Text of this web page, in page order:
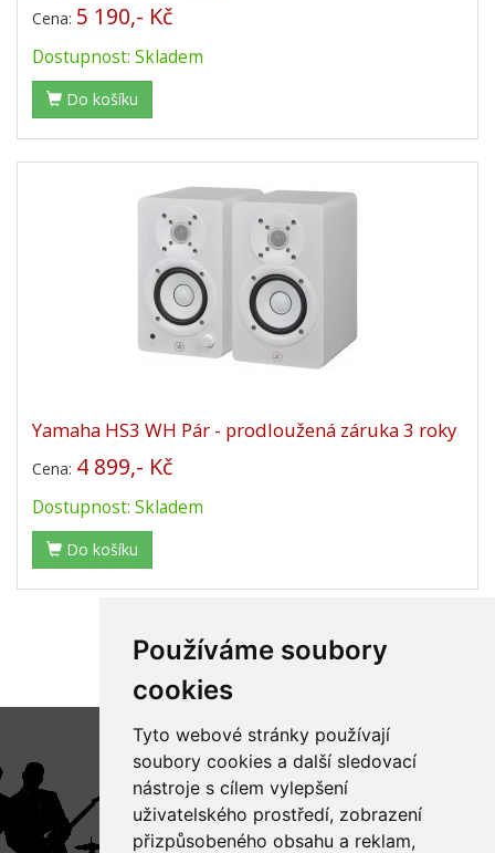
Používáme soubory
cookies
Tyto webové stránky používají
soubory cookies a další sledovací
nástroje s cílem vylepšení
uživatelského prostředí, zobrazení
přizpůsobeného obsahu a reklam,
Cena: 5 190,- Kč
Dostupnost: Skladem
Do košíku
Yamaha HS3 WH Pár - prodloužená záruka 3 roky
Cena: 4 899,- Kč
Dostupnost: Skladem
Do košíku
1 2 3 4 5 6 7 »